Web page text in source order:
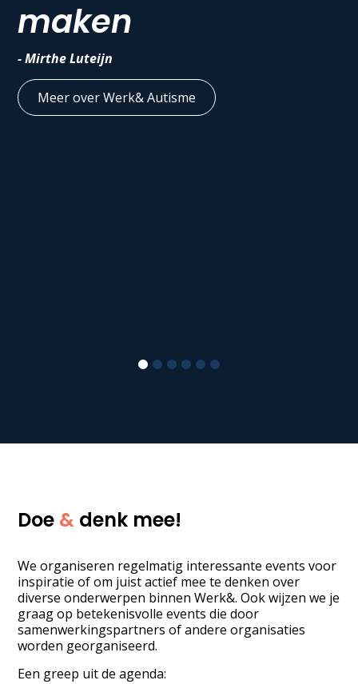
maken
- Mirthe Luteijn
Meer over Werk& Autisme
4 5 6
Doe & denk mee!
We organiseren regelmatig interessante events voor
inspiratie of om juist actief mee te denken over
diverse onderwerpen binnen Werk&. Ook wijzen we je
graag op betekenisvolle events die door
samenwerkingspartners of andere organisaties
worden georganiseerd.
Een greep uit de agenda: